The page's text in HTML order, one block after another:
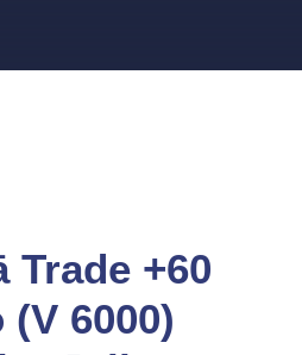
Trade +60
6000)